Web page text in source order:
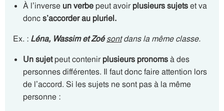
À l’inverse un verbepeut avoirplusieurs sujetset va
doncs’accorder au pluriel.
Ex. : Léna, Wassim et Zoésontdans la même classe.
Un sujetpeut contenirplusieurs pronomsà des
personnes différentes. Il faut donc faire attention lors
de l’accord. Si les sujets ne sont pas à la même
personne :